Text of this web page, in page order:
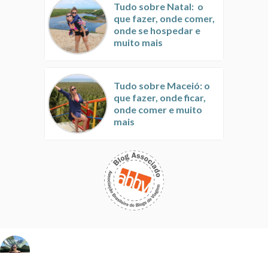
Tudo sobre Natal: o
que fazer, onde comer,
onde se hospedar e
muito mais
Tudo sobre Maceió: o
que fazer, onde ficar,
onde comer e muito
mais